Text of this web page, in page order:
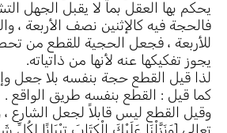
يحكم بها العقل بما لا يقبل الجهل
فالحجة فيه كالإثنين نصف الأربعة ،
للأربعة ، فجعل الحجية للقطع من
يجوز تفكيكها عنه لأنها من ذاتياته.
لذا قيل القطع حجة بنفسه بلا جعل
كما قيل : القطع بنفسه طريق الواقع .
وقيل القطع ليس قابلاً لجعل الشارع ،